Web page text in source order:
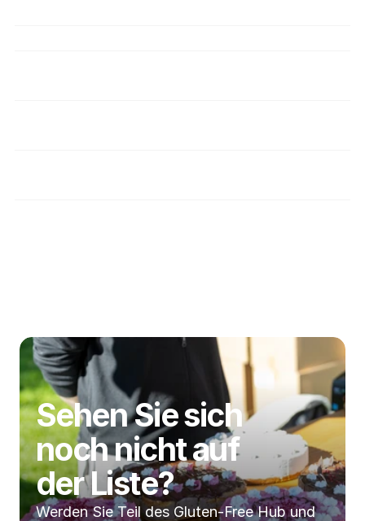
Sehen Sie sich
noch nicht auf
der Liste?
Werden Sie Teil des Gluten-Free Hub und